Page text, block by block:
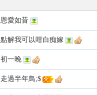
恩愛如昔
點解我可以咁白痴嫁
初一晚
走過半年鳥;$